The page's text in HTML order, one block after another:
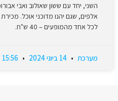
השני, יחד עם ששון שאולוב ואבי
אלפים, שגם יהנו מדוכני אוכל.
לכל אחד מהמופעים – 40 ש"ח.
מערכת